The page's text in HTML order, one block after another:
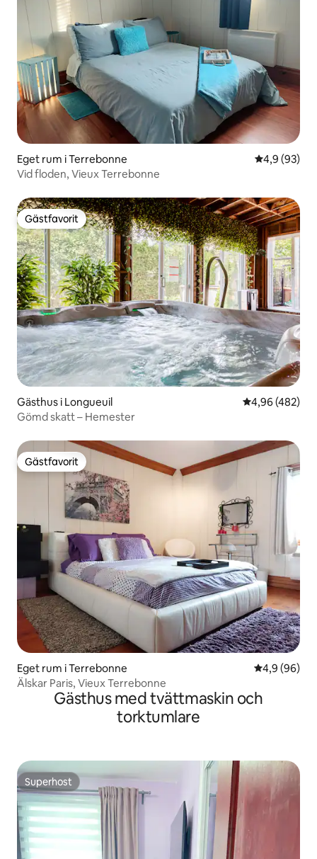
Eget rum i Terrebonne 4,9 av 5 i
4,9 (93)
Vid floden, Vieux Terrebonne
Gästfavorit
Gästfavorit
Gästhus i Longueuil 4,96 av 5 i
4,96 (482)
Gömd skatt – Hemester
Gästfavorit
Gästfavorit
Eget rum i Terrebonne 4,9 av 5 i
4,9 (96)
Älskar Paris, Vieux Terrebonne
Gästhus med tvättmaskin och
torktumlare
Superhost
Superhost